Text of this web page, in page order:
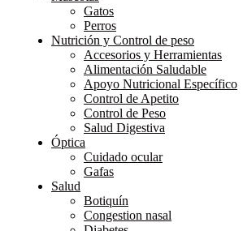
Gatos
Perros
Nutrición y Control de peso
Accesorios y Herramientas
Alimentación Saludable
Apoyo Nutricional Específico
Control de Apetito
Control de Peso
Salud Digestiva
Óptica
Cuidado ocular
Gafas
Salud
Botiquín
Congestion nasal